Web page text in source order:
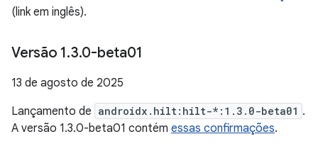
(link em inglês).
Versão 1.3.0-beta01
13 de agosto de 2025
Lançamento de androidx.hilt:hilt-*:1.3.0-beta01 .
A versão 1.3.0-beta01 contém essas confirmações.